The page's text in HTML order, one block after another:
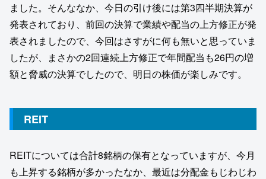
ました。そんななか、今日の引け後には第3四半期決算が
発表されており、前回の決算で業績や配当の上方修正が発
表されましたので、今回はさすがに何も無いと思っていま
したが、まさかの2回連続上方修正で年間配当も26円の増
額と脅威の決算でしたので、明日の株価が楽しみです。
REIT
REITについては合計8銘柄の保有となっていますが、今月
も上昇する銘柄が多かったなか、最近は分配金もじわじわ